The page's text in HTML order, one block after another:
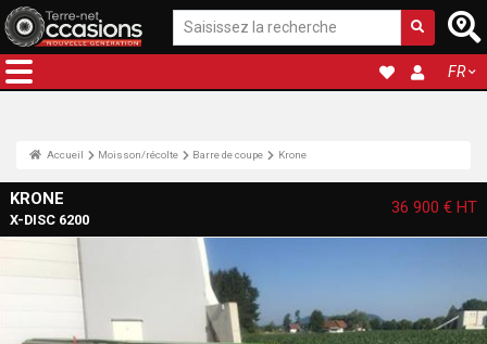
FR
Accueil Moisson/récolte Barre de coupe Krone
KRONE
X-DISC 6200
36 900 € HT